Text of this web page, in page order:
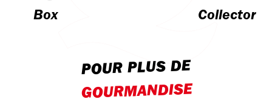
Box
Collector
POUR PLUS DE
GOURMANDISE